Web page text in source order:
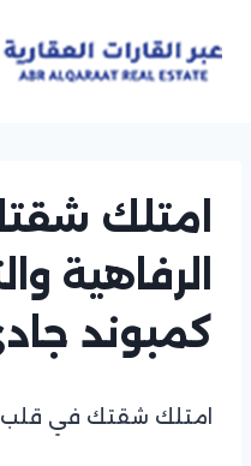
content
امتلك
الرفاهية
كمبوند
امتلك شقتك في قلب